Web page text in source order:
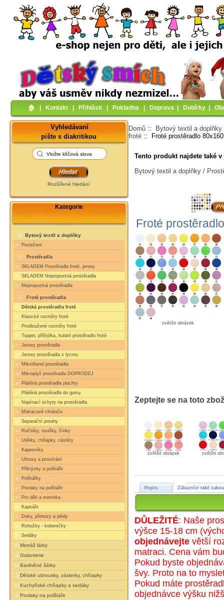
🏠︎ Kontakt Přihlásit Pokladna Doprava Dobírky
Vyhledávaní
pište s diakritikou
Rozšířené hledání
Kategorie
Bytový textil a doplňky
Povlečení
Prostěradla
SKLADEM Prostěradla froté, jersey
SKLADEM Nepropustná prostěradla
Nepropustná prostěradla
Froté prostěradla
Dětská prostěradla froté
Klasické rozměry froté
Prodloužené rozměry froté
Topper, přištýlka, kulaté prostěradlo froté
Jersey prostěradla
Jersey prostěradla s lycrou
Mikroflanel prostěradla
Mikroplyš prostěradla DOPRODEJ
Plátěná prostěradla plachty
Plátěná prostěradla do gumy
Napínací úchyty na prostěradla
Matracové chrániče
Separační potahy
Ručníky, osušky, žínky
Utěrky, chňapky, zástěry
Kapesníky
Ubrusy a prostírání
Přikrývky a polštáře
Polštářky
Povlaky na polštáře
Pro děti a miminka
Kapsáře
Deky, přehozy a plédy
Rohožky - koberečky
Sedáky
Metráž látky
Galanterie
Bavlněné šátky
Dětské ubrousky, zásterky, chňapky
Kuchyňské chňapky a sedáky
Povlaky na polštáře
Domů :: Bytový textil a doplňky
froté :: Froté prostěradlo
Tento produkt najdete také
Bytový textil a doplňky /
Froté
zvětšit obrázek
Zeptejte se na toto
zvětšit obrázek zvětšit
Popis Zákazníci také
DŮLEŽITÉ: Naše
výšce 15-18 cm (výc
objednávejtevětší
matraci. Cena vám
Pokud byste
švy. Proto na to
Pokud máte
objednávce výšku